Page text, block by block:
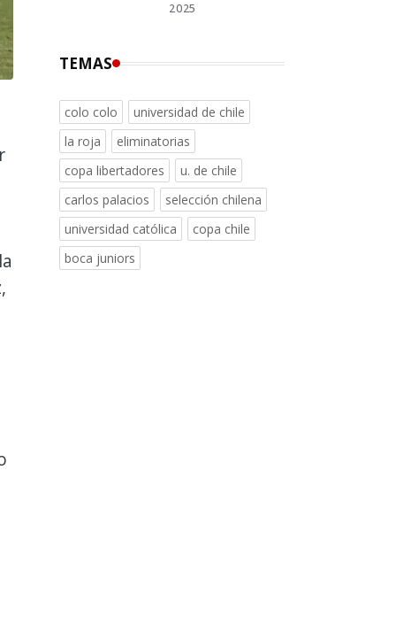
2025
TEMAS
colo colo
universidad de chile
la roja
eliminatorias
copa libertadores
u. de chile
carlos palacios
selección chilena
universidad católica
copa chile
boca juniors